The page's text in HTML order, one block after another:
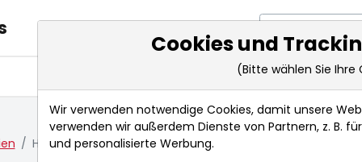
Markt-Analysen Market Tools
Hornbach Holding AG
Cookies und
(Bitte wählen Sie Ihre
Wir verwenden notwendige Cookies, damit unsere
verwenden wir außerdem Dienste von Partnern, z. B.
und personalisierte Werbung.